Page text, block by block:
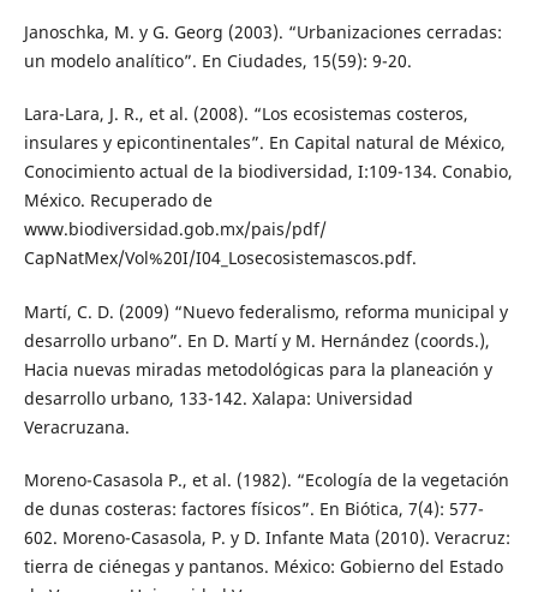
Janoschka, M. y G. Georg (2003). “Urbanizaciones cerradas:
un modelo analítico”. En Ciudades, 15(59): 9-20.
Lara-Lara, J. R., et al. (2008). “Los ecosistemas costeros,
insulares y epicontinentales”. En Capital natural de México,
Conocimiento actual de la biodiversidad, I:109-134. Conabio,
México. Recuperado de
www.biodiversidad.gob.mx/pais/pdf/
CapNatMex/Vol%20I/I04_Losecosistemascos.pdf.
Martí, C. D. (2009) “Nuevo federalismo, reforma municipal y
desarrollo urbano”. En D. Martí y M. Hernández (coords.),
Hacia nuevas miradas metodológicas para la planeación y
desarrollo urbano, 133-142. Xalapa: Universidad
Veracruzana.
Moreno-Casasola P., et al. (1982). “Ecología de la vegetación
de dunas costeras: factores físicos”. En Biótica, 7(4): 577-
602. Moreno-Casasola, P. y D. Infante Mata (2010). Veracruz:
tierra de ciénegas y pantanos. México: Gobierno del Estado